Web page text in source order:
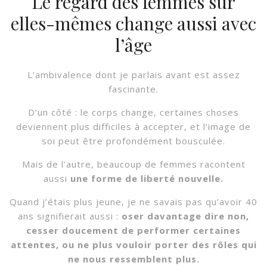
elles-mêmes change aussi avec
l’âge
L’ambivalence dont je parlais avant est assez
fascinante.
D’un côté : le corps change, certaines choses
deviennent plus difficiles à accepter, et l’image de
soi peut être profondément bousculée.
Mais de l’autre, beaucoup de femmes racontent
aussi une forme de liberté nouvelle.
Quand j’étais plus jeune, je ne savais pas qu’avoir 40
ans signifierait aussi : oser davantage dire non,
cesser doucement de performer certaines
attentes, ou ne plus vouloir porter des rôles qui
ne nous ressemblent plus.